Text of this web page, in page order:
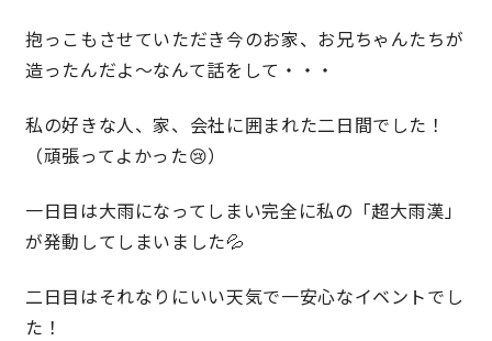
2030年の省エネ基準住宅
快適な室内環境へのこだわり
生涯続く安心のアフターフォロー
ラインナップ
抱っこもさせていただき今のお家、お兄ちゃんたちが
造ったんだよ～なんて話をして・・・
私の好きな人、家、会社に囲まれた二日間でした！
（頑張ってよかった😢）
一日目は大雨になってしまい完全に私の「超大雨漢」
が発動してしまいました💦
二日目はそれなりにいい天気で一安心なイベントでし
た！